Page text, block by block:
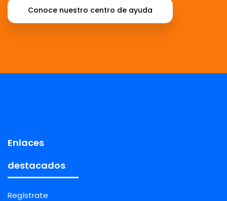
Conoce nuestro centro de ayuda
Enlaces
destacados
Regístrate